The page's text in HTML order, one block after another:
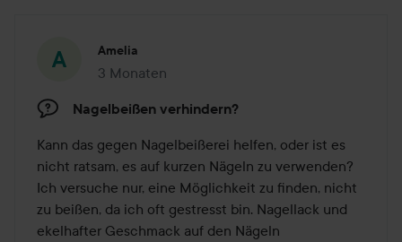
Amelia
3 Monaten
Der Beitrag wurde 3 Monaten erstellt
Nagelbeißen verhindern?
Kann das gegen Nagelbeißerei helfen, oder ist es
nicht ratsam, es auf kurzen Nägeln zu verwenden?
Ich versuche nur, eine Möglichkeit zu finden, nicht
zu beißen, da ich oft gestresst bin. Nagellack und
ekelhafter Geschmack auf den Nägeln